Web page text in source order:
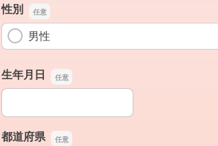
性別
男性
生年月日
生年月日
都道府県